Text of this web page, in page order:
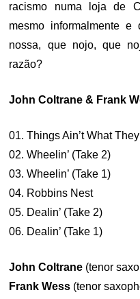
racismo numa loja de
mesmo informalmente e
nossa, que nojo, que
razão?
John Coltrane & Frank
01. Things Ain’t What
02. Wheelin’ (Take 2)
03. Wheelin’ (Take 1)
04. Robbins Nest
05. Dealin’ (Take 2)
06. Dealin’ (Take 1)
John Coltrane (tenor
Frank Wess (tenor